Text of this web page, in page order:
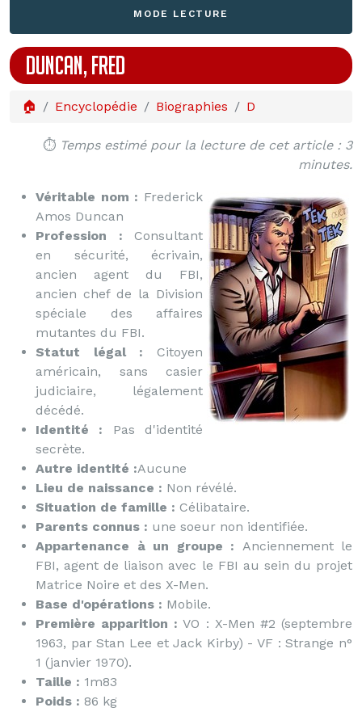
MODE LECTURE
DUNCAN, FRED
🏠 Encyclopédie Biographies D
⏱️ Temps estimé pour la lecture de cet article : 3
minutes.
Véritable nom : Frederick
Amos Duncan
Profession : Consultant
en sécurité, écrivain,
ancien agent du FBI,
ancien chef de la Division
spéciale des affaires
mutantes du FBI.
Statut légal : Citoyen
américain, sans casier
judiciaire, légalement
décédé.
Identité : Pas d'identité
secrète.
Autre identité :Aucune
Lieu de naissance : Non révélé.
Situation de famille : Célibataire.
Parents connus : une soeur non identifiée.
Appartenance à un groupe : Anciennement le
FBI, agent de liaison avec le FBI au sein du projet
Matrice Noire et des X-Men.
Base d'opérations : Mobile.
Première apparition : VO : X-Men #2 (septembre
1963, par Stan Lee et Jack Kirby) - VF : Strange n°
1 (janvier 1970).
Taille : 1m83
Poids : 86 kg